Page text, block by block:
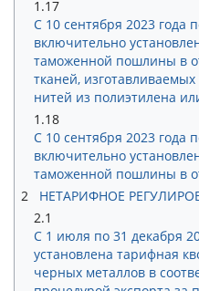
1.17
С 10 сентября 2023 года
включительно
таможенной пошлины в
тканей,
нитей из полиэтилена
1.18
С 10 сентября 2023 года
включительно
таможенной пошлины в
2
НЕТАРИФНОЕ
2.1
С 1 июля по 31 декабря
установлена тарифная
черных металлов в